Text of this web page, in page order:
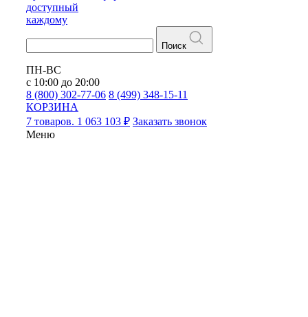
доступный
каждому
Поиск
ПН-ВС
с 10:00 до 20:00
8 (800) 302-77-06 8 (499) 348-15-11
КОРЗИНА
7 товаров. 1 063 103 ₽ Заказать звонок
Меню